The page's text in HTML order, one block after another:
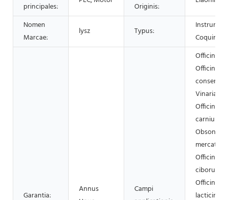
principales:
Originis:
Nomen
Marcae:
lysz Typus:
Coquinaria
Garantia:
Annus
Campi
Officina
Officina
Vinaria,
Officinae
carnium,
Obsonatio
Officina
ciborum
Officina